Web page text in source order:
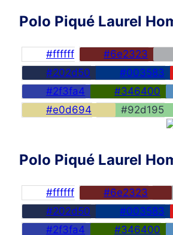
Polo Piqué Laurel
#ffffff #6e2323
#202d50
#003583
#2f3fa4
#346400
#e0d694
#92d195
Polo Piqué Laurel
#ffffff #6e2323
#202d50
#003583
#2f3fa4
#346400